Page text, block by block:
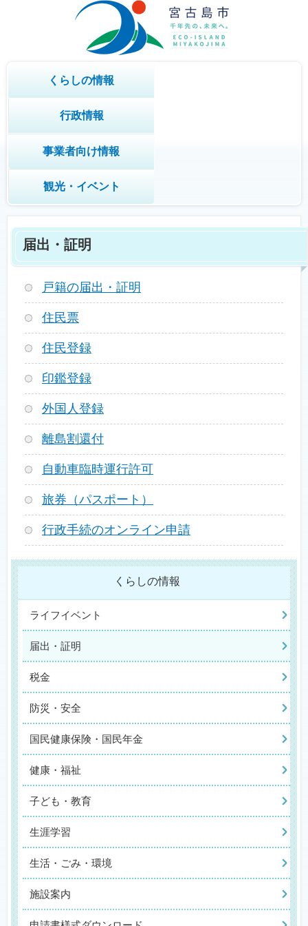
くらしの情報
行政情報
事業者向け情報
観光・イベント
届出・証明
戸籍の届出・証明
住民票
住民登録
印鑑登録
外国人登録
離島割還付
自動車臨時運行許可
旅券（パスポート）
行政手続のオンライン申請
くらしの情報
ライフイベント
届出・証明
税金
防災・安全
国民健康保険・国民年金
健康・福祉
子ども・教育
生涯学習
生活・ごみ・環境
施設案内